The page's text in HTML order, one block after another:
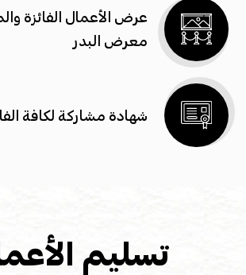
عرض الأعمال الفائزة
معرض البدر
شهادة مشاركة لكافة
تسليم